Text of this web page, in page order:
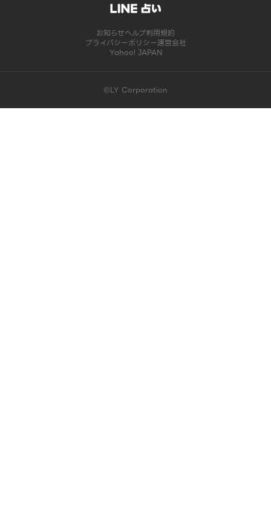
お知らせヘルプ利用規約
プライバシーポリシー運営会社
Yahoo! JAPAN
©LY Corporation
このコンテンツは掲載が終了しました | LINE占い